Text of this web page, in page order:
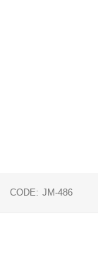
CODE: JM-486